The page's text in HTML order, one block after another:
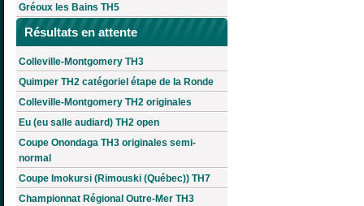
Gréoux les Bains TH5
Résultats en attente
Colleville-Montgomery TH3
Quimper TH2 catégoriel étape de la Ronde
Colleville-Montgomery TH2 originales
Eu (eu salle audiard) TH2 open
Coupe Onondaga TH3 originales semi-
normal
Coupe Imokursi (Rimouski (Québec)) TH7
Championnat Régional Outre-Mer TH3